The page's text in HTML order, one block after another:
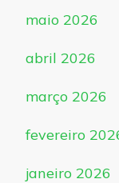
maio 2026
abril 2026
março 2026
fevereiro
janeiro 2026